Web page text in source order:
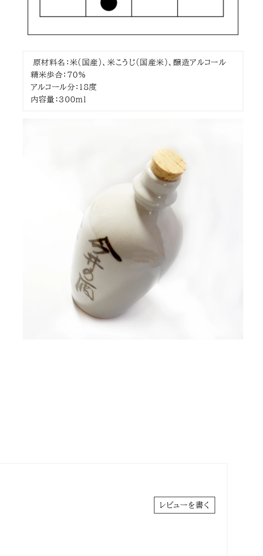
原材料名：米(国産)、米こうじ(国産米)、醸造アルコール
精米歩合：70%
アルコール分：18度
内容量：300ml
レビューを書く